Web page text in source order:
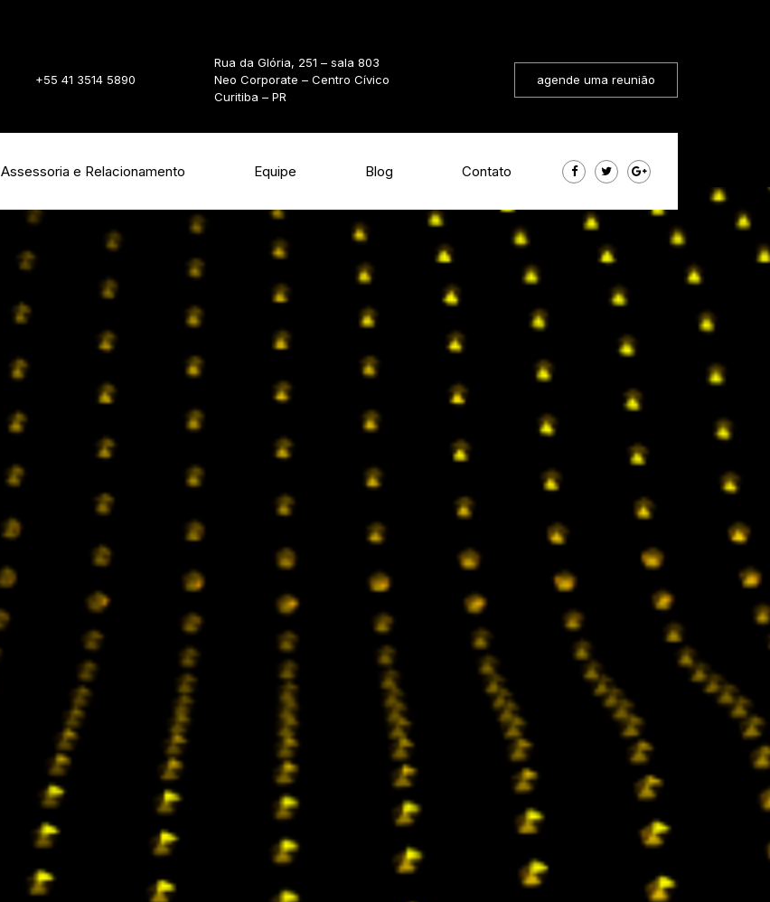
+55 41 3514 5890
Rua da Glória, 251 – sala 803
Neo Corporate – Centro Cívico
Curitiba – PR
agende uma reunião
Assessoria e Relacionamento Equipe Blog Contato